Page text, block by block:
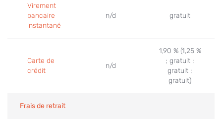
Virement
bancaire
instantané
n/d gratuit
Carte de
crédit
n/d
1,90 % (1,25 %
; gratuit ;
gratuit ;
gratuit)
Frais de retrait